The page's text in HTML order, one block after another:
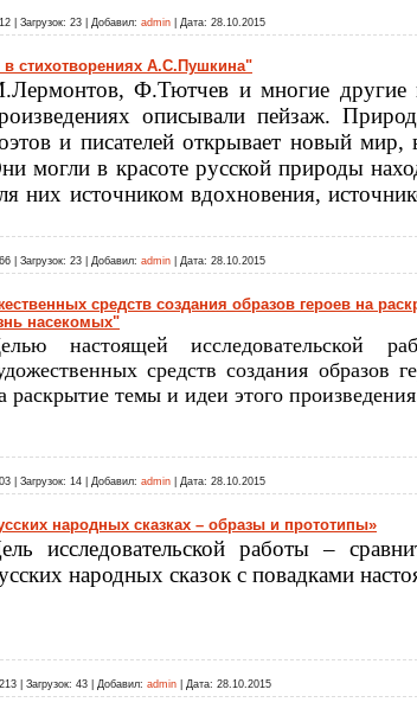
Загрузок: 23 Добавил: admin Дата: 28.10.2015
стихотворениях А.С.Пушкина"
Ф.Тютчев и многие другие
описывали пейзаж.
и писателей открывает новый мир,
могли в красоте русской природы
них источником вдохновения,
Загрузок: 23 Добавил: admin Дата: 28.10.2015
средств создания образов героев на
насекомых"
настоящей исследовательской
средств создания образов
раскрытие темы и идеи этого
Загрузок: 14 Добавил: admin Дата: 28.10.2015
народных сказках – образы и прототипы»
исследовательской работы –
народных сказок с повадками
Загрузок: 43 Добавил: admin Дата: 28.10.2015